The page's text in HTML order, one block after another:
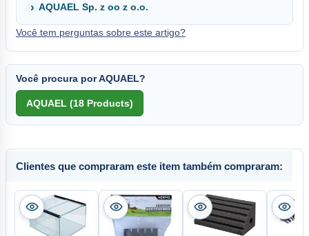
AQUAEL Sp. z oo z o.o.
Você tem perguntas sobre este artigo?
Você procura por AQUAEL?
Clientes que compraram este item também compraram: